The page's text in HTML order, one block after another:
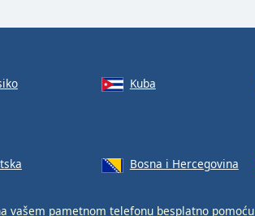
Kuba
Bosna i Hercegovina
vašem pametnom telefonu besplatno pomoću